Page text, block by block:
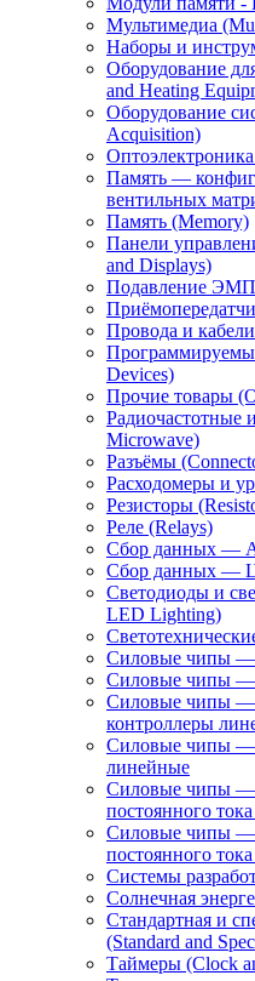
Мультимедиа
Наборы и
Оборудование
and Heating
Оборудование
Acquisition)
Память —
вентильных
Память (Memory)
Панели
and Displays)
Подавление
Провода и
Devices)
Прочие товары
Радиочастотные
Microwave)
Разъёмы
Расходомеры и
Резисторы
Реле (Relays)
Сбор данных —
Сбор данных —
Светодиоды и
LED Lighting)
Силовые чипы —
Силовые чипы —
Силовые чипы —
контроллеры
Силовые чипы —
линейные
Силовые чипы —
постоянного
Силовые чипы —
постоянного
Системы
Солнечная
Стандартная и
(Standard and
Таймеры (Clock